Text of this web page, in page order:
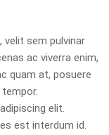
sem pulvinar
ac viverra enim,
quam at, posuere
elit.
est interdum id.